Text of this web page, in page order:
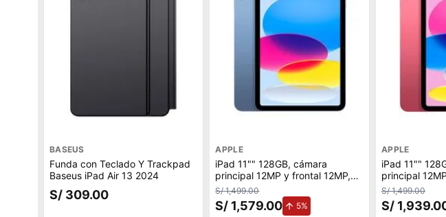
BASEUS
Funda con Teclado Y Trackpad
Baseus iPad Air 13 2024
S/ 309.00
APPLE
iPad 11"" 128GB, cámara
principal 12MP y frontal 12MP,
28.93 Wh, Chip A16, blue
S/ 1,499.00
S/ 1,579.00 5%
APPLE
iPad 11""
principal
28.93 Wh,
S/ 1,499.00
S/